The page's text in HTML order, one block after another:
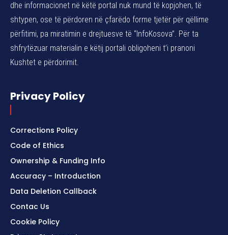
dhe informacionet në këtë portal nuk mund të kopjohen, të
shtypen, ose të përdoren në çfarëdo forme tjetër për qëllime
përfitimi, pa miratimin e drejtuesve të “InfoKosova”. Për ta
shfrytëzuar materialin e këtij portali obligoheni t’i pranoni
Kushtet e përdorimit.
Privacy Policy
Corrections Policy
Code of Ethics
Ownership & Funding Info
Accuracy – Introduction
Data Deletion Callback
Contac Us
Cookie Policy